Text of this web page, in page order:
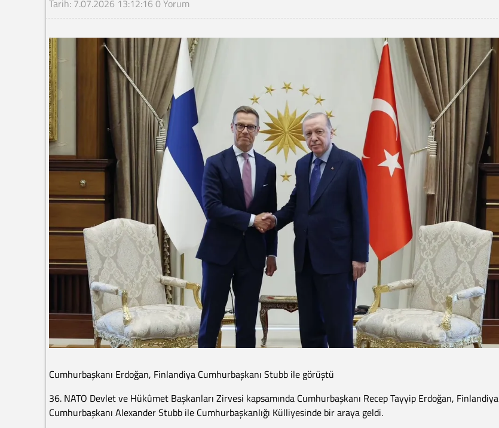
Tarih: 7.07.2026 13:12:16 0 Yorum
Cumhurbaşkanı Erdoğan, Finlandiya Cumhurbaşkanı Stubb ile görüştü
36. NATO Devlet ve Hükûmet Başkanları Zirvesi kapsamında Cumhurbaşkanı Recep Tayyip Erdoğan, Finlandiya
Cumhurbaşkanı Alexander Stubb ile Cumhurbaşkanlığı Külliyesinde bir araya geldi.